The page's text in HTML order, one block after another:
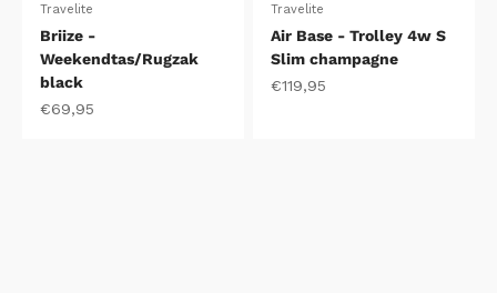
Travelite
Briize -
Weekendtas/Rugzak
black
Aanbiedingsprijs
€69,95
Travelite
Air Base - Trolley 4w S
Slim champagne
Aanbiedingsprijs
€119,95